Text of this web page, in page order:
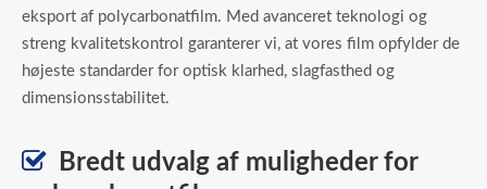
eksport af polycarbonatfilm. Med avanceret teknologi og
streng kvalitetskontrol garanterer vi, at vores film opfylder de
højeste standarder for optisk klarhed, slagfasthed og
dimensionsstabilitet.

Bredt udvalg af muligheder for